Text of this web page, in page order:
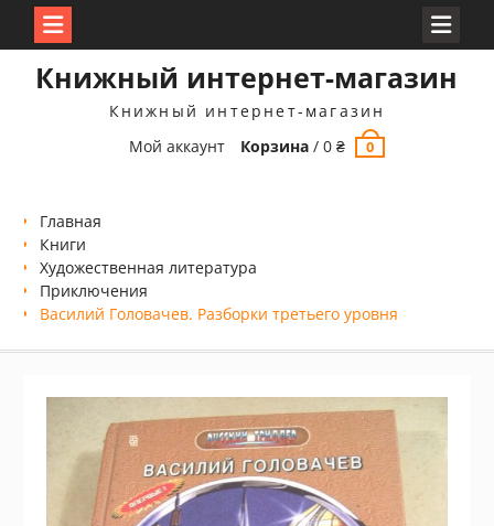
Книжный интернет-магазин
Книжный интернет-магазин
Мой аккаунт
Корзина /0₴ 0
Главная
Книги
Xудожественная литература
Приключения
Василий Головачев. Разборки третьего уровня